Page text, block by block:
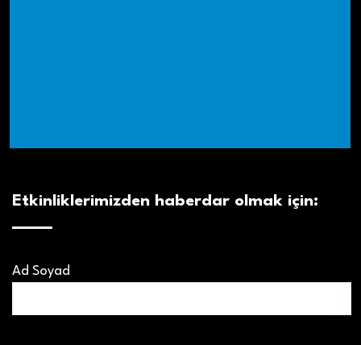
Etkinliklerimizden haberdar olmak için:
Ad Soyad